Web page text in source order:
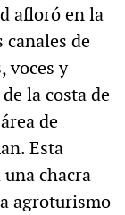
afloró en la
canales de
voces y
la costa de
de
Esta
chacra
agroturismo